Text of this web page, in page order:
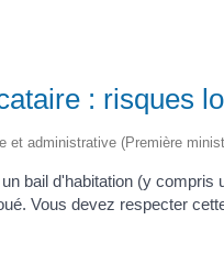
: risques
et administrative (Première
bail d'habitation (y
Vous devez respecter